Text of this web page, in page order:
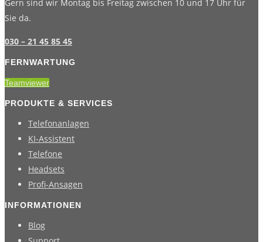
Gern sind wir Montag bis Freitag zwischen 10 und 17 Uhr für
Sie da.
030 – 21 45 85 45
FERNWARTUNG
Teamviewer
PRODUKTE & SERVICES
Telefonanlagen
KI-Assistent
Telefone
Headsets
Profi-Ansagen
INFORMATIONEN
Blog